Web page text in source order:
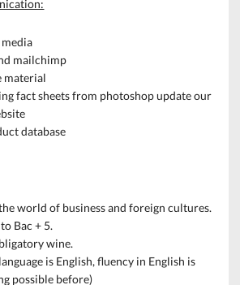
mailchimp
material
fact sheets from photoshop update our
database
world of business and foreign cultures.
Bac + 5.
wine.
is English, fluency in English is
possible before)